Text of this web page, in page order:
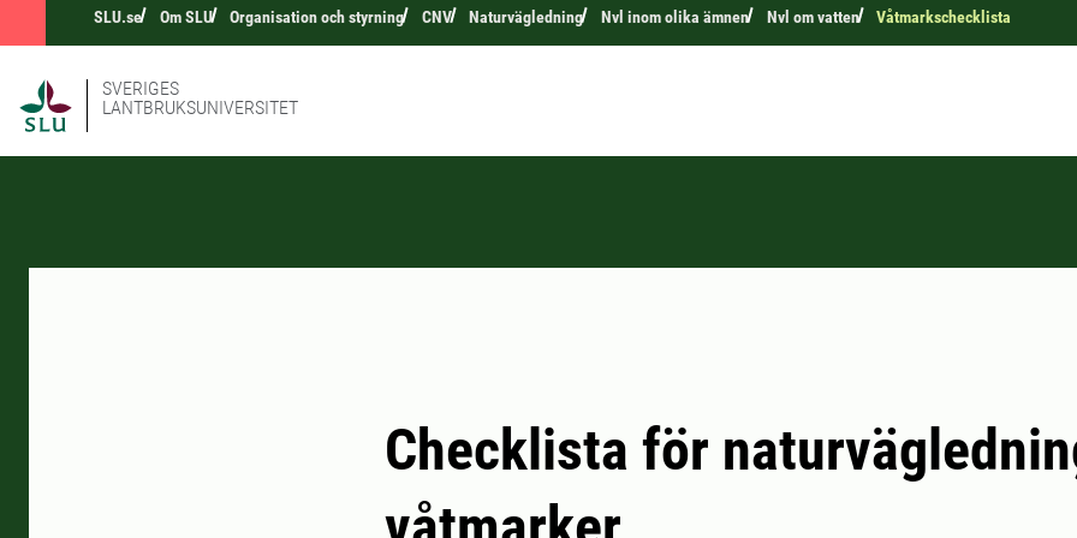
SLU.se Om SLU Organisation och styrning CNV Naturvägledning Nvl inom olika ämnen Nvl om vatten Våtmarkschecklista
SVERIGES
LANTBRUKSUNIVERSITET
Checklista för